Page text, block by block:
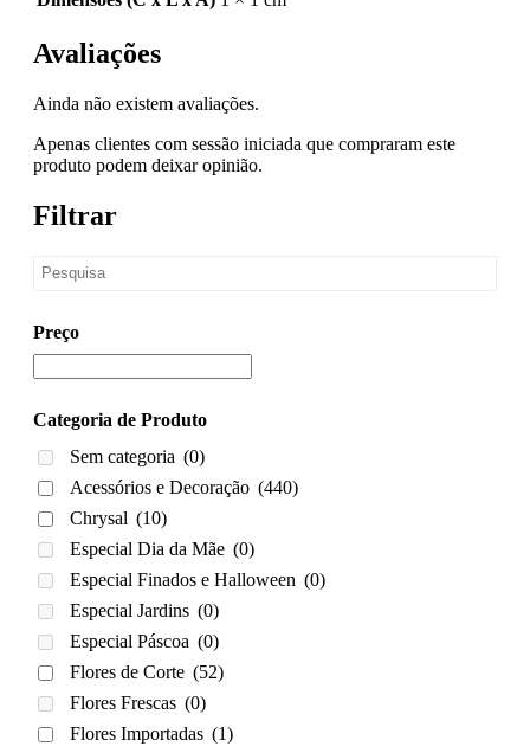
Avaliações
Ainda não existem avaliações.
Apenas clientes com sessão iniciada que compraram este
produto podem deixar opinião.
Filtrar
Preço
Categoria de Produto
Sem categoria (0)
Acessórios e Decoração (440)
Chrysal (10)
Especial Dia da Mãe (0)
Especial Finados e Halloween (0)
Especial Jardins (0)
Especial Páscoa (0)
Flores de Corte (52)
Flores Frescas (0)
Flores Importadas (1)